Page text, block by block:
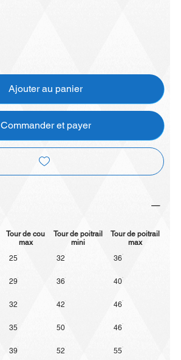
Ajouter au panier
Commander et payer
Tour de cou
max
Tour de poitrail
mini
Tour de poitrail
max
25 32 36
29 36 40
32 42 46
35 50 46
39 52 55